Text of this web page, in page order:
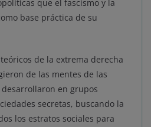
que el fascismo y la
base práctica de su
de la extrema derecha
de las mentes de las
en grupos
secretas, buscando la
los estratos sociales para